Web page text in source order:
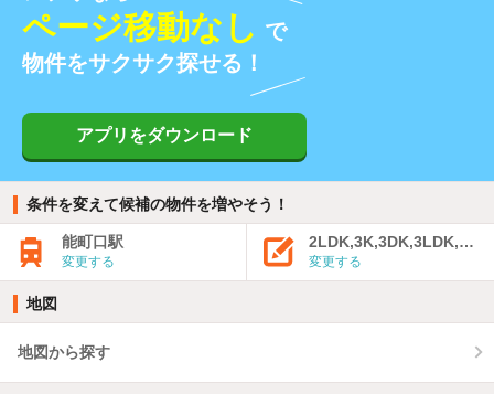
ページ移動なし で
物件をサクサク探せる！
アプリをダウンロード
条件を変えて候補の物件を増やそう！
能町口駅
変更する 変更する
地図
地図から探す